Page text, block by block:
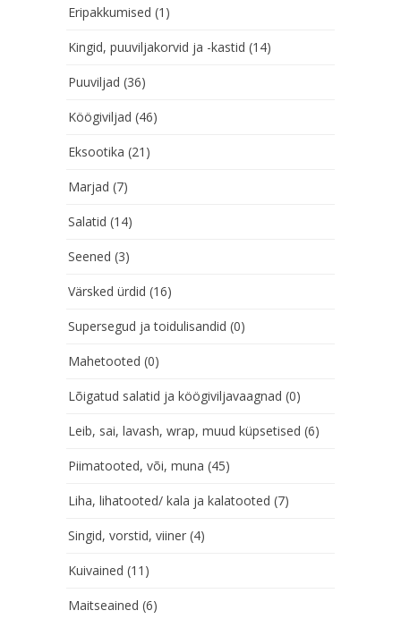
Eripakkumised (1)
Kingid, puuviljakorvid ja -kastid (14)
Puuviljad (36)
Köögiviljad (46)
Eksootika (21)
Marjad (7)
Salatid (14)
Seened (3)
Värsked ürdid (16)
Supersegud ja toidulisandid (0)
Mahetooted (0)
Lõigatud salatid ja köögiviljavaagnad (0)
Leib, sai, lavash, wrap, muud küpsetised (6)
Piimatooted, või, muna (45)
Liha, lihatooted/ kala ja kalatooted (7)
Singid, vorstid, viiner (4)
Kuivained (11)
Maitseained (6)